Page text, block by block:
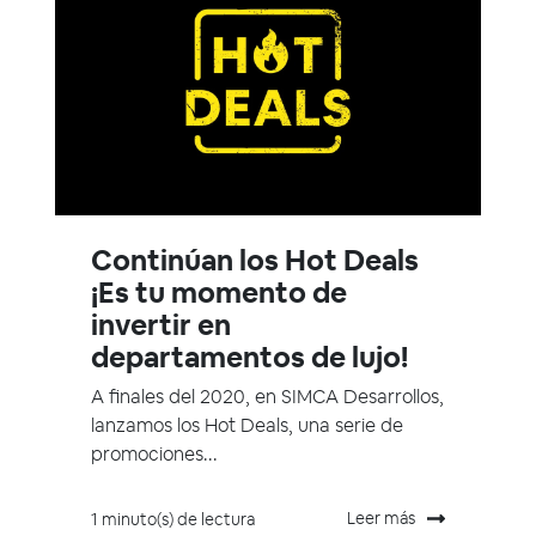
Continúan los Hot Deals
¡Es tu momento de
invertir en
departamentos de lujo!
A finales del 2020, en SIMCA Desarrollos,
lanzamos los Hot Deals, una serie de
promociones...
1 minuto(s) de lectura Leer más